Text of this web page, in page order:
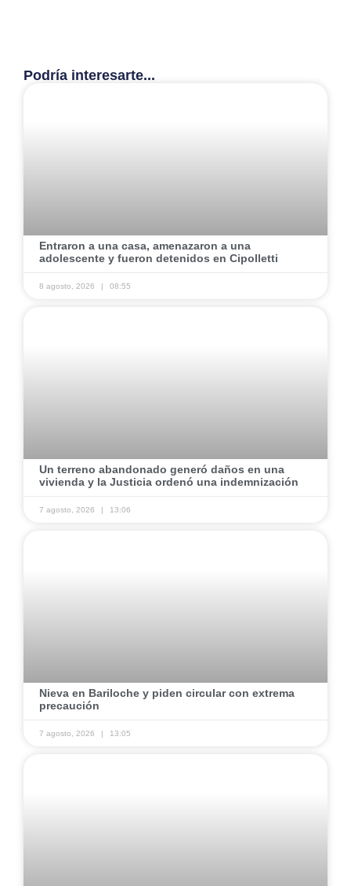
Podría interesarte...
​Entraron a una casa, amenazaron a una
adolescente y fueron detenidos en Cipolletti
8 agosto, 2026 08:55
​Un terreno abandonado generó daños en una
vivienda y la Justicia ordenó una indemnización
7 agosto, 2026 13:06
​Nieva en Bariloche y piden circular con extrema
precaución
7 agosto, 2026 13:05